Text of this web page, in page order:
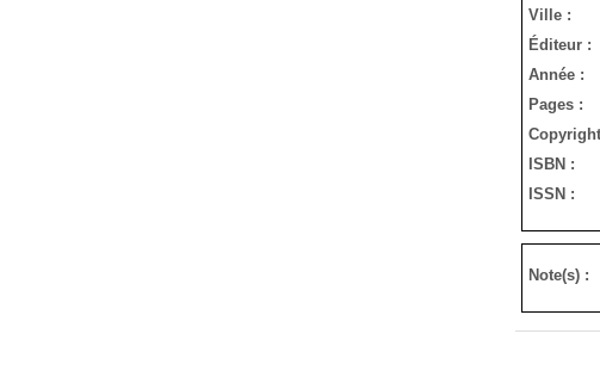
Ville :
Éditeur :
Année :
Pages :
ISBN :
ISSN :
Note(s) :